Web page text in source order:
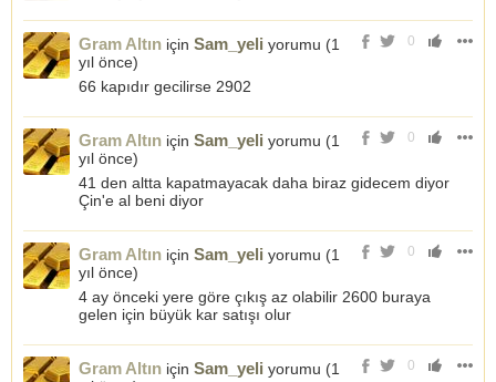
0
Gram Altın için Sam_yeli yorumu (1
yıl önce)
66 kapıdır gecilirse 2902
0
Gram Altın için Sam_yeli yorumu (1
yıl önce)
41 den altta kapatmayacak daha biraz gidecem diyor
Çin'e al beni diyor
0
Gram Altın için Sam_yeli yorumu (1
yıl önce)
4 ay önceki yere göre çıkış az olabilir 2600 buraya
gelen için büyük kar satışı olur
0
Gram Altın için Sam_yeli yorumu (1